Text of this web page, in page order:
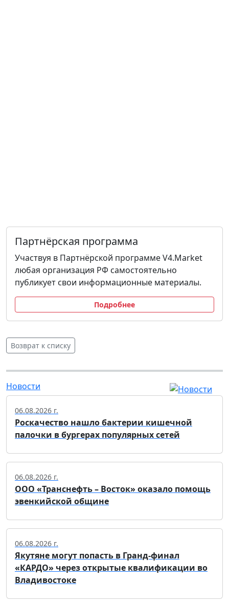
Партнёрская программа
Участвуя в Партнёрской программе V4.Market
любая организация РФ самостоятельно
публикует свои информационные материалы.
Подробнее
Возврат к списку
Новости
06.08.2026 г.
Роскачество нашло бактерии кишечной
палочки в бургерах популярных сетей
06.08.2026 г.
ООО «Транснефть – Восток» оказало помощь
эвенкийской общине
06.08.2026 г.
Якутяне могут попасть в Гранд-финал
«КАРДО» через открытые квалификации во
Владивостоке